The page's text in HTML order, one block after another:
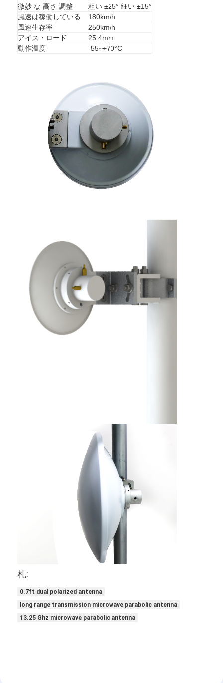
会社案内
品質管理
お問い合わせ
XPD アンテナ
マイクロ波皿アンテナ
マイクロ波パラボリックアンテナ
マイクロ波ホーンアンテナ
マイクロ波アンテナ用アクセサリー
微妙 な 高さ 調整
粗い ±25° 細い ±15°
風速は稼働している
180km/h
風速生存率
250km/h
アイス・ロード
25.4mm
動作温度
-55~+70°C
札:
0.7ft dual polarized antenna
long range transmission microwave parabolic antenna
13.25 Ghz microwave parabolic antenna